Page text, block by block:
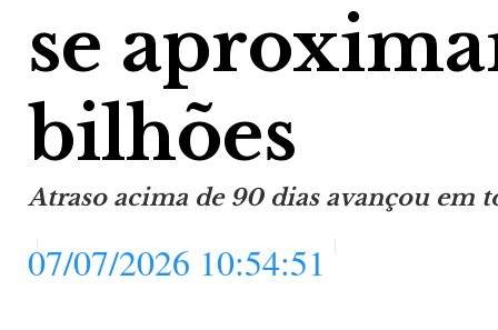
se
bilhões
Atraso acima de 90 dias avançou em
07/07/2026 10:54:51